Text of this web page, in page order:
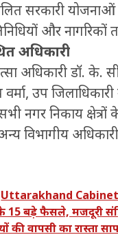
सरकारी योजनाओं
और
अधिकारी
अधिकारी डॉ. के.
उप
नगर निकाय क्षेत्रों
विभागीय
Uttarakhand
15 बड़े फैसले, मजदूरी
की वापसी का रास्ता